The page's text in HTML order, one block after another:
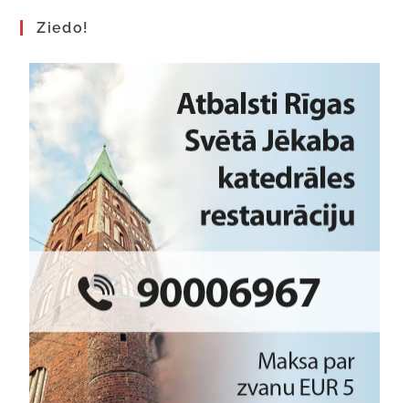
Ziedo!